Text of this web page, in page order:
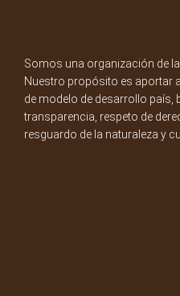
Somos una organización de
Nuestro propósito es aportar
de modelo de desarrollo país,
transparencia, respeto de
resguardo de la naturaleza y